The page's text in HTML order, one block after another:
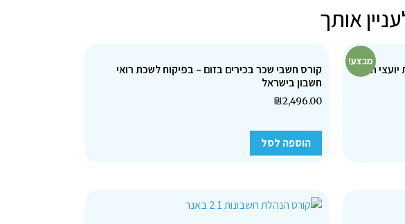
אותך
מבצע!
המס
קורס חשבי שכר בכירים בזום – בפיקוח לשכת רואי
חשבון בישראל
₪2,496.00
הוספה לסל